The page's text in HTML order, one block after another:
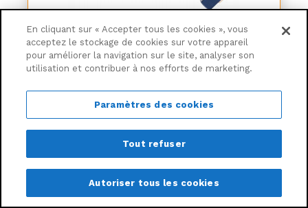
Masse Bati Couple 4 kg - manche bois 90 cm
PEFC - outil de frappe
57€81
Ajouter au panier
En cliquant sur « Accepter tous les cookies », vous
acceptez le stockage de cookies sur votre appareil
pour améliorer la navigation sur le site, analyser son
utilisation et contribuer à nos efforts de marketing.
Paramètres des cookies
Tout refuser
Autoriser tous les cookies